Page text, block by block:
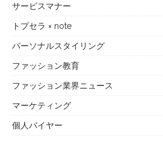
サービスマナー
トプセラ × note
パーソナルスタイリング
ファッション教育
ファッション業界ニュース
マーケティング
個人バイヤー